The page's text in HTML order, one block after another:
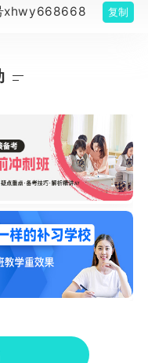
xhwy668668 复制